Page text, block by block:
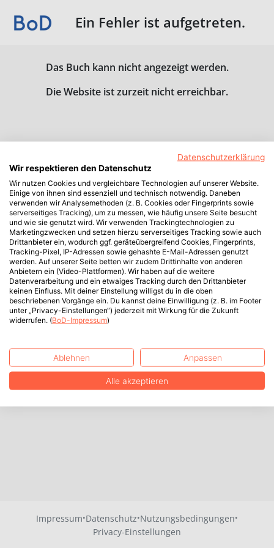
Ein Fehler ist aufgetreten.
Das Buch kann nicht angezeigt werden.
Die Website ist zurzeit nicht erreichbar.
Impressum·Datenschutz·Nutzungsbedingungen·
Privacy-Einstellungen
Datenschutzerklärung
Wir respektieren den Datenschutz
Wir nutzen Cookies und vergleichbare Technologien auf unserer Website.
Einige von ihnen sind essenziell und technisch notwendig. Daneben
verwenden wir Analysemethoden (z. B. Cookies oder Fingerprints sowie
serverseitiges Tracking), um zu messen, wie häufig unsere Seite besucht
und wie sie genutzt wird. Wir verwenden Trackingtechnologien zu
Marketingzwecken und setzen hierzu serverseitiges Tracking sowie auch
Drittanbieter ein, wodurch ggf. geräteübergreifend Cookies, Fingerprints,
Tracking-Pixel, IP-Adressen sowie gehashte E-Mail-Adressen genutzt
werden. Auf unserer Seite betten wir zudem Drittinhalte von anderen
Anbietern ein (Video-Plattformen). Wir haben auf die weitere
Datenverarbeitung und ein etwaiges Tracking durch den Drittanbieter
keinen Einfluss. Mit deiner Einstellung willigst du in die oben
beschriebenen Vorgänge ein. Du kannst deine Einwilligung (z. B. im Footer
unter „Privacy-Einstellungen“) jederzeit mit Wirkung für die Zukunft
widerrufen. (BoD-Impressum)
Ablehnen Anpassen
Alle akzeptieren